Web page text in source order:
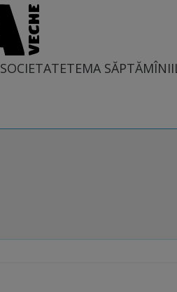
SOCIETATETEMA SĂPTĂMÎNII